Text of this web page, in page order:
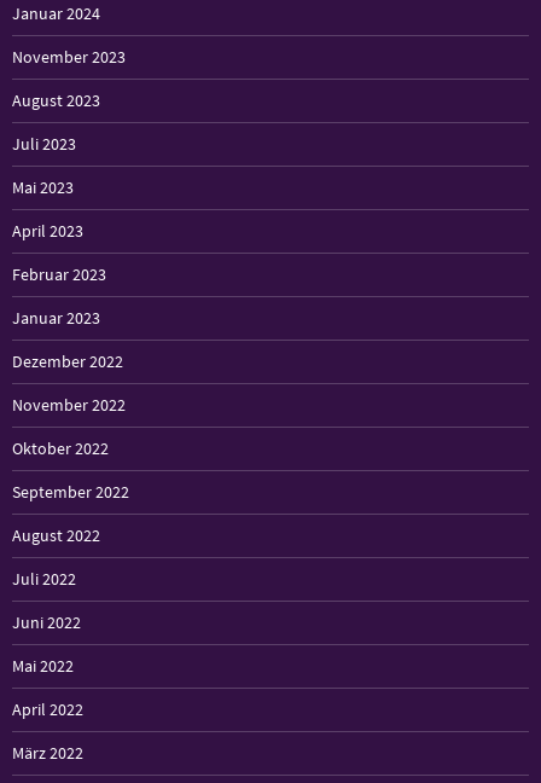
Januar 2024
November 2023
August 2023
Juli 2023
Mai 2023
April 2023
Februar 2023
Januar 2023
Dezember 2022
November 2022
Oktober 2022
September 2022
August 2022
Juli 2022
Juni 2022
Mai 2022
April 2022
März 2022